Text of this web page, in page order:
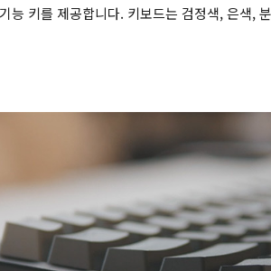
능 키를 제공합니다. 키보드는 검정색, 은색,